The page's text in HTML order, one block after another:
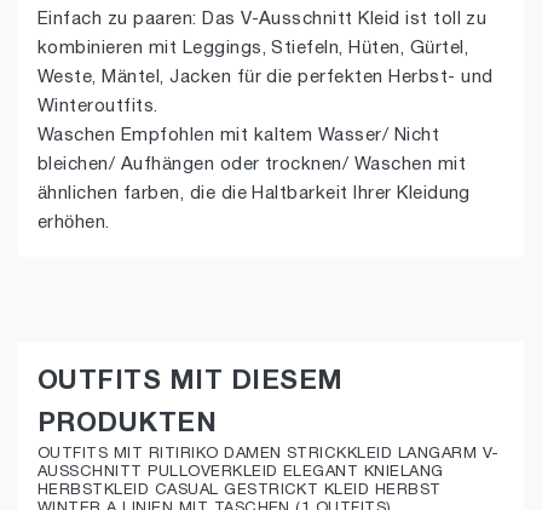
Einfach zu paaren: Das V-Ausschnitt Kleid ist toll zu
kombinieren mit Leggings, Stiefeln, Hüten, Gürtel,
Weste, Mäntel, Jacken für die perfekten Herbst- und
Winteroutfits.
Waschen Empfohlen mit kaltem Wasser/ Nicht
bleichen/ Aufhängen oder trocknen/ Waschen mit
ähnlichen farben, die die Haltbarkeit Ihrer Kleidung
erhöhen.
OUTFITS MIT DIESEM
PRODUKTEN
OUTFITS MIT RITIRIKO DAMEN STRICKKLEID LANGARM V-
AUSSCHNITT PULLOVERKLEID ELEGANT KNIELANG
HERBSTKLEID CASUAL GESTRICKT KLEID HERBST